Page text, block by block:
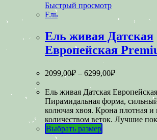
Быстрый просмотр
Ель
Ель живая Датская
Европейская
2099,00₽ – 6299,00₽
Ель живая Датская
Пирамидальная форма,
колючая хвоя. Крона плотная и
количеством веток. Лучшие
Выбрать размер